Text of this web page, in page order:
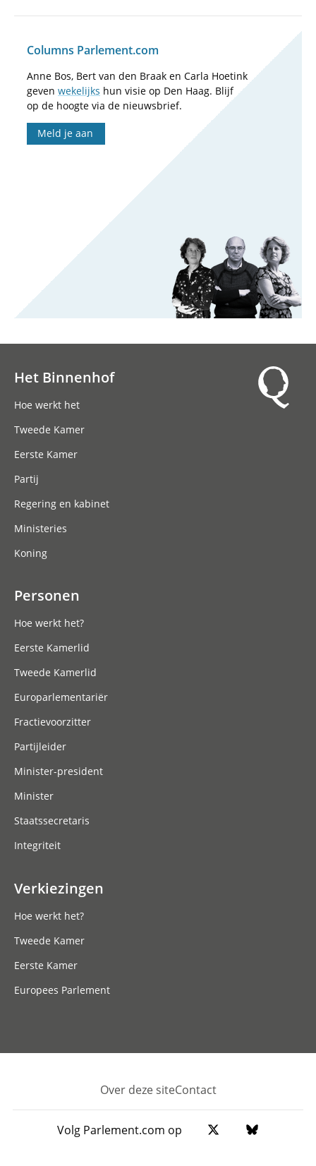
Columns Parlement.com
Anne Bos, Bert van den Braak en Carla Hoetink
geven wekelijks hun visie op Den Haag. Blijf
op de hoogte via de nieuwsbrief.
Meld je aan
Het Binnenhof
Hoe werkt het
Tweede Kamer
Eerste Kamer
Partij
Regering en kabinet
Ministeries
Koning
Personen
Hoe werkt het?
Eerste Kamerlid
Tweede Kamerlid
Europarlementariër
Fractievoorzitter
Partijleider
Minister-president
Minister
Staatssecretaris
Integriteit
Verkiezingen
Hoe werkt het?
Tweede Kamer
Eerste Kamer
Europees Parlement
Footer
Over deze siteContact
Volg Parlement.com op